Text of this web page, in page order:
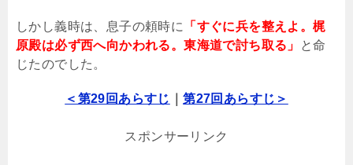
しかし義時は、息子の頼時に
「すぐに兵を整えよ。梶
原殿は必ず西へ向かわれる。東海道で討ち取る」
と命
じたのでした。
＜第29回あらすじ ｜第27回あらすじ＞
スポンサーリンク